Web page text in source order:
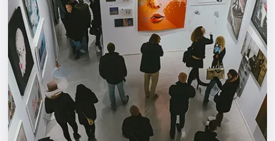
События
Города
Площадки
Артисты